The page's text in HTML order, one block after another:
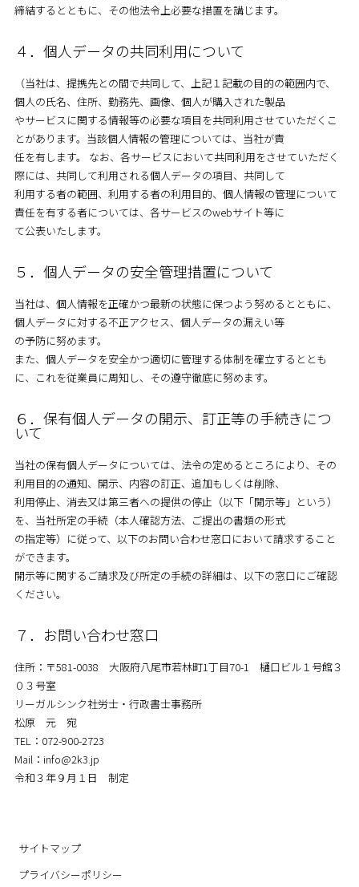
締結するとともに、その他法令上必要な措置を講じます。
４．個人データの共同利用について
（当社は、提携先との間で共同して、上記１記載の目的の範囲内で、
個人の氏名、住所、勤務先、画像、個人が購入された製品
やサービスに関する情報等の必要な項目を共同利用させていただくこ
とがあります。当該個人情報の管理については、当社が責
任を有します。 なお、各サービスにおいて共同利用をさせていただく
際には、共同して利用される個人データの項目、共同して
利用する者の範囲、利用する者の利用目的、個人情報の管理について
責任を有する者については、各サービスのwebサイト等に
て公表いたします。
５．個人データの安全管理措置について
当社は、個人情報を正確かつ最新の状態に保つよう努めるとともに、
個人データに対する不正アクセス、個人データの漏えい等
の予防に努めます。
また、個人データを安全かつ適切に管理する体制を確立するととも
に、これを従業員に周知し、その遵守徹底に努めます。
６．保有個人データの開示、訂正等の手続きにつ
いて
当社の保有個人データについては、法令の定めるところにより、その
利用目的の通知、開示、内容の訂正、追加もしくは削除、
利用停止、消去又は第三者への提供の停止（以下「開示等」という）
を、当社所定の手続（本人確認方法、ご提出の書類の形式
の指定等）に従って、以下のお問い合わせ窓口において請求すること
ができます。
開示等に関するご請求及び所定の手続の詳細は、以下の窓口にご確認
ください。
７．お問い合わせ窓口
住所：〒581-0038 大阪府八尾市若林町1丁目70-1 樋口ビル１号館３
０３号室
リーガルシンク社労士・行政書士事務所
松原 元 宛
TEL：072-900-2723
Mail：info@2k3.jp
令和３年９月１日 制定
サイトマップ
プライバシーポリシー